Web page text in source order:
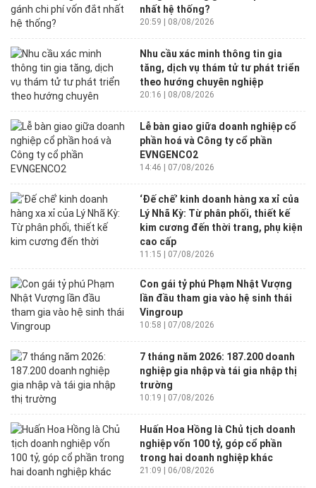
nhất hệ thống?
20:59 | 08/08/2026
Nhu cầu xác minh thông tin gia
tăng, dịch vụ thám tử tư phát triển
theo hướng chuyên nghiệp
20:16 | 08/08/2026
Lễ bàn giao giữa doanh nghiệp cổ
phần hoá và Công ty cổ phần
EVNGENCO2
14:46 | 07/08/2026
‘Đế chế’ kinh doanh hàng xa xỉ của
Lý Nhã Kỳ: Từ phân phối, thiết kế
kim cương đến thời trang, phụ kiện
cao cấp
11:15 | 07/08/2026
Con gái tỷ phú Phạm Nhật Vượng
lần đầu tham gia vào hệ sinh thái
Vingroup
10:58 | 07/08/2026
7 tháng năm 2026: 187.200 doanh
nghiệp gia nhập và tái gia nhập thị
trường
10:19 | 07/08/2026
Huấn Hoa Hồng là Chủ tịch doanh
nghiệp vốn 100 tỷ, góp cổ phần
trong hai doanh nghiệp khác
21:09 | 06/08/2026